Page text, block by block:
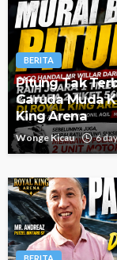
BERITA
Pitung Tak
Garuda Muda
King Arena
Wonge Kicau 6